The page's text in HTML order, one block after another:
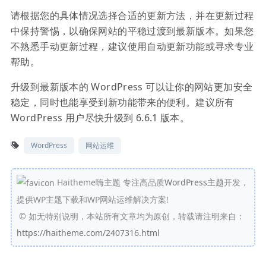
请根据您的具体情况选择合适的更新方法，并在更新过程
中保持警惕，以确保网站的平稳过渡到最新版本。如果您
不熟悉手动更新过程，建议使用自动更新功能或寻求专业
帮助。
升级到最新版本的 WordPress 可以让你的网站更加安全
稳定，同时也能享受到新功能带来的便利。建议所有
WordPress 用户尽快升级到 6.6.1 版本。
WordPress 网站运维
Haitheme嗨主题 专注高品质WordPress主题开发，
提供WP主题下载和WP网站运维解决方案!
© 如无特别说明，本站所有文章均为原创，转载请注明来自：
https://haitheme.com/2407316.html